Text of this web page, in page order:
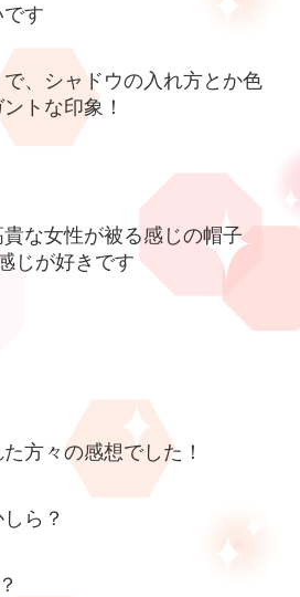
す
、シャドウの入れ方とか色
トな印象！
な女性が被る感じの帽子
じが好きです
方々の感想でした！
ら？